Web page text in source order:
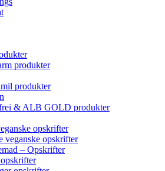
produkter
produkter
& ALB GOLD produkter
opskrifter
veganske opskrifter
– Opskrifter